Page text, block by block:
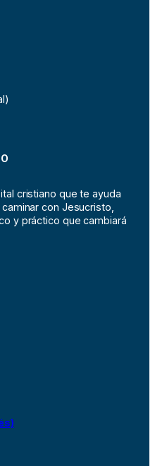
cristiano que te ayuda
con Jesucristo,
y práctico que cambiará